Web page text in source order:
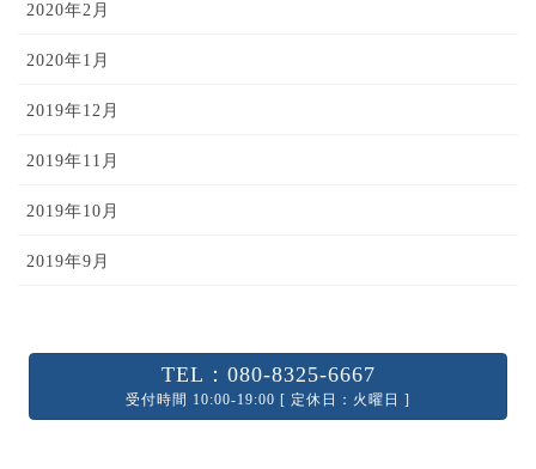
2020年2月
2020年1月
2019年12月
2019年11月
2019年10月
2019年9月
TEL：080-8325-6667
受付時間 10:00-19:00 [ 定休日：火曜日 ]